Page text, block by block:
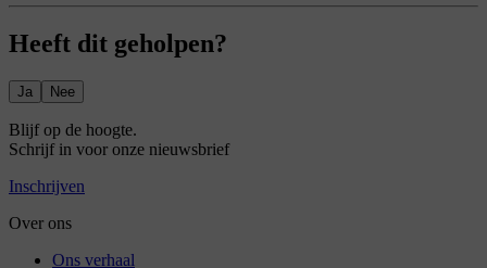
Heeft dit geholpen?
Ja Nee